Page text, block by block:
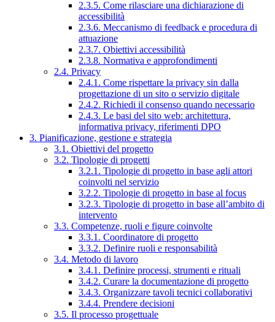
2.3.5. Come rilasciare una dichiarazione di
accessibilità
2.3.6. Meccanismo di feedback e procedura di
attuazione
2.3.7. Obiettivi accessibilità
2.3.8. Normativa e approfondimenti
2.4. Privacy
2.4.1. Come rispettare la privacy sin dalla
progettazione di un sito o servizio digitale
2.4.2. Richiedi il consenso quando necessario
2.4.3. Le basi del sito web: architettura,
informativa privacy, riferimenti DPO
3. Pianificazione, gestione e strategia
3.1. Obiettivi del progetto
3.2. Tipologie di progetti
3.2.1. Tipologie di progetto in base agli attori
coinvolti nel servizio
3.2.2. Tipologie di progetto in base al focus
3.2.3. Tipologie di progetto in base all’ambito di
intervento
3.3. Competenze, ruoli e figure coinvolte
3.3.1. Coordinatore di progetto
3.3.2. Definire ruoli e responsabilità
3.4. Metodo di lavoro
3.4.1. Definire processi, strumenti e rituali
3.4.2. Curare la documentazione di progetto
3.4.3. Organizzare tavoli tecnici collaborativi
3.4.4. Prendere decisioni
3.5. Il processo progettuale